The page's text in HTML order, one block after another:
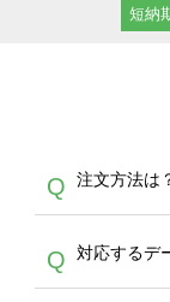
短納
Q 注文方法は
A
生
デ
Q 対応するデ